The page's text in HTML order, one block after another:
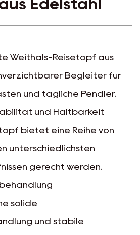
Edelstahl
Weithals-Reisetopf aus
Begleiter für
und tägliche Pendler.
und Haltbarkeit
bietet eine Reihe von
unterschiedlichsten
gerecht werden.
solide
und stabile